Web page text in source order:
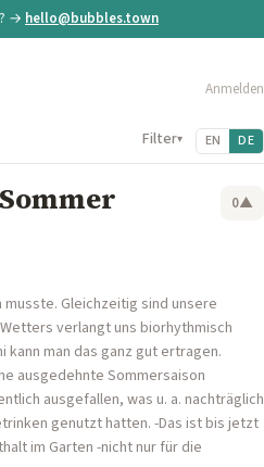
→ hello@bubbles.town
Anmelden
Filter▾ EN DE
0▲
Gleichzeitig sind unsere
verlangt uns biorhythmisch
man das ganz gut ertragen.
ausgedehnte Sommersaison
ausgefallen, was u. a. nachträglich
genutzt hatten. -Das ist bis jetzt
im Garten -nicht nur für die